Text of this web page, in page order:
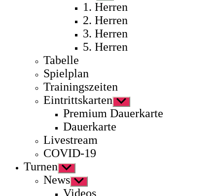
anzeigen
1. Herren
2. Herren
3. Herren
5. Herren
Tabelle
Spielplan
Trainingszeiten
Eintrittskarten Untermenü
anzeigen
Premium Dauerkarte
Dauerkarte
Livestream
COVID-19
Turnen Untermenü
anzeigen
News Untermenü
anzeigen
Videos